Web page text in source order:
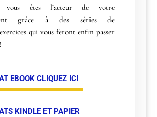
vous êtes l’acteur de votre
grâce à des séries de
qui vous feront enfin passer
EBOOK CLIQUEZ ICI
KINDLE ET PAPIER